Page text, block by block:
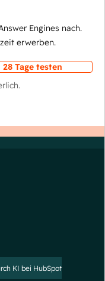
Engines nach.
erwerben.
28 Tage testen
KI bei HubSpot